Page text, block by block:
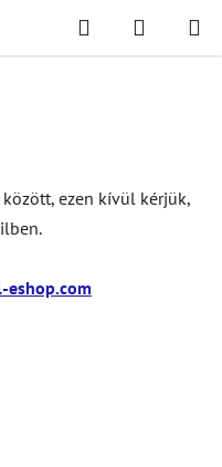
Keresés KOSÁR
ezen kívül kérjük,
eshop.com